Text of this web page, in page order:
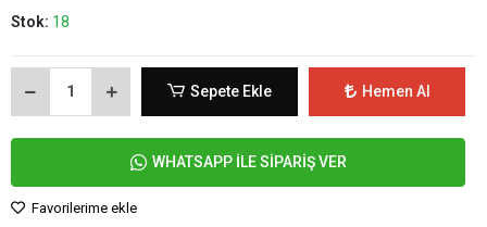
Stok: 18
Sepete Ekle Hemen Al
WHATSAPP İLE SİPARİŞ VER
Favorilerime ekle